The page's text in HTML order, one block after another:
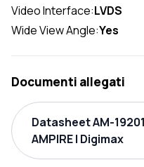
Video Interface:LVDS
Wide View Angle:Yes
Documenti allegati
Datasheet AM-
AMPIRE | Digimax